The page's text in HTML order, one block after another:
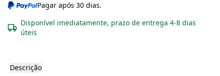
Pagar após 30 dias.
Disponível imediatamente, prazo de entrega 4-8 dias
úteis
Descrição